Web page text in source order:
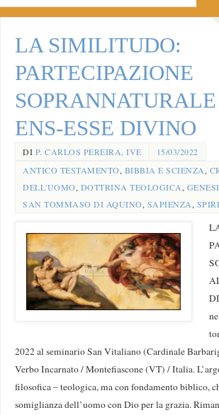
LA SIMILITUDO:
PARTECIPAZIONE
ENS-ESSE DIVINO
DI P. CARLOS PEREIRA, IVE
15/03/2022
ANTICO TESTAMENTO, BIBBIA E SCIENZA,
DELL'UOMO, DOTTRINA TEOLOGICA, GENESI
SAN TOMMASO DI AQUINO, SAPIENZA,
2022 al seminario San Vitaliano (Cardinale
Verbo Incarnato / Montefiascone (VT) / Italia.
filosofica – teologica, ma con fondamento biblico,
somiglianza dell’uomo con Dio per la grazia.